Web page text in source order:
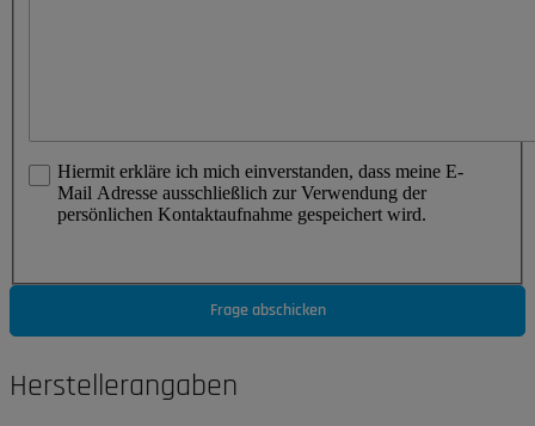
Hiermit erkläre ich mich einverstanden, dass meine E-
Mail Adresse ausschließlich zur Verwendung der
persönlichen Kontaktaufnahme gespeichert wird.
Frage abschicken
Herstellerangaben